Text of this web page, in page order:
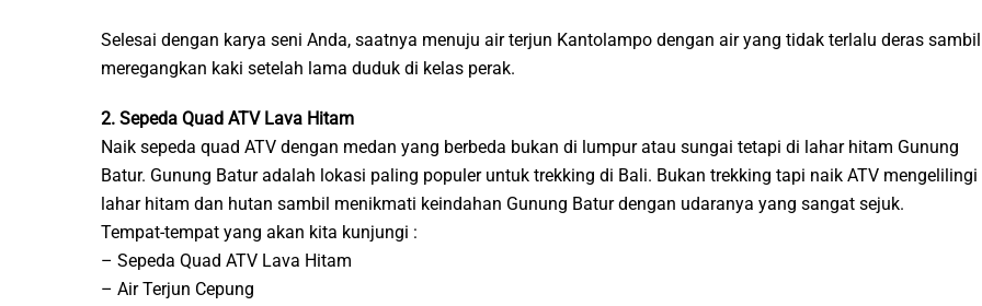
Selesai dengan karya seni Anda, saatnya menuju air terjun Kantolampo dengan air yang tidak terlalu deras sambil
meregangkan kaki setelah lama duduk di kelas perak.
2. Sepeda Quad ATV Lava Hitam
Naik sepeda quad ATV dengan medan yang berbeda bukan di lumpur atau sungai tetapi di lahar hitam Gunung
Batur. Gunung Batur adalah lokasi paling populer untuk trekking di Bali. Bukan trekking tapi naik ATV mengelilingi
lahar hitam dan hutan sambil menikmati keindahan Gunung Batur dengan udaranya yang sangat sejuk.
Tempat-tempat yang akan kita kunjungi :
– Sepeda Quad ATV Lava Hitam
– Air Terjun Cepung